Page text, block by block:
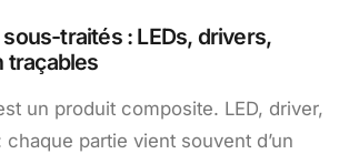
traités : LEDs, drivers,
traçables
un produit composite. LED, driver,
partie vient souvent d’un